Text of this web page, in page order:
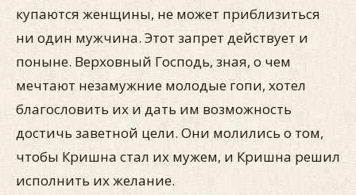
купаются женщины, не может приблизиться
ни один мужчина. Этот запрет действует и
поныне. Верховный Господь, зная, о чем
мечтают незамужние молодые гопи, хотел
благословить их и дать им возможность
достичь заветной цели. Они молились о том,
чтобы Кришна стал их мужем, и Кришна решил
исполнить их желание.